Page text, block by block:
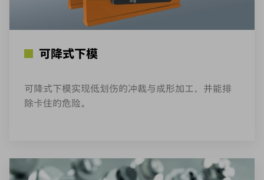
可降式下模
可降式下模实现低划伤的冲裁与成形加工，并能排
除卡住的危险。